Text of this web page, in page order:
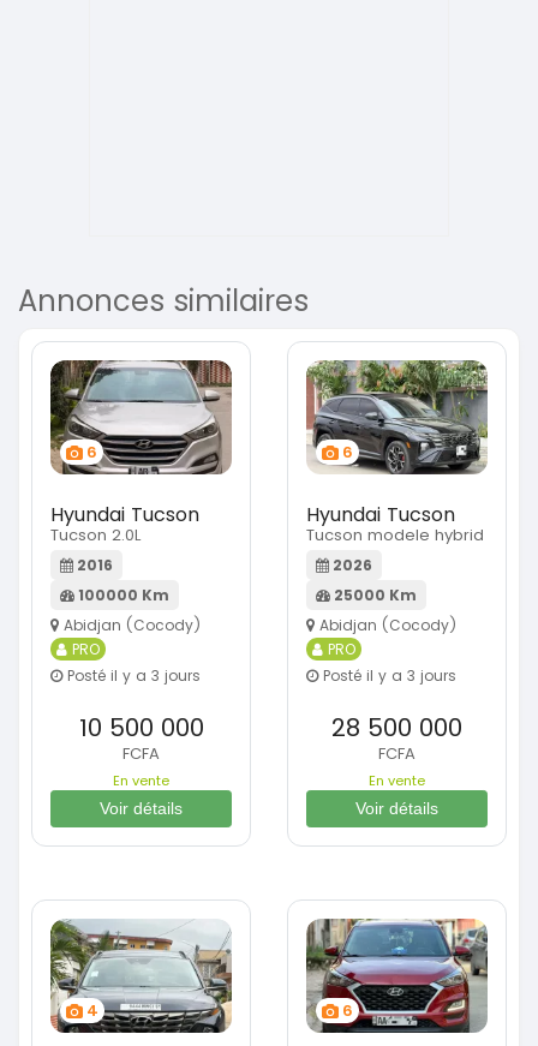
Annonces similaires
6
Hyundai Tucson
Tucson 2.0L
2016
100000 Km
Abidjan (Cocody)
PRO
Posté il y a 3 jours
10 500 000
FCFA
En vente
Voir détails
6
Hyundai Tucson
Tucson modele hybrid
2026
25000 Km
Abidjan (Cocody)
PRO
Posté il y a 3 jours
28 500 000
FCFA
En vente
Voir détails
4 6